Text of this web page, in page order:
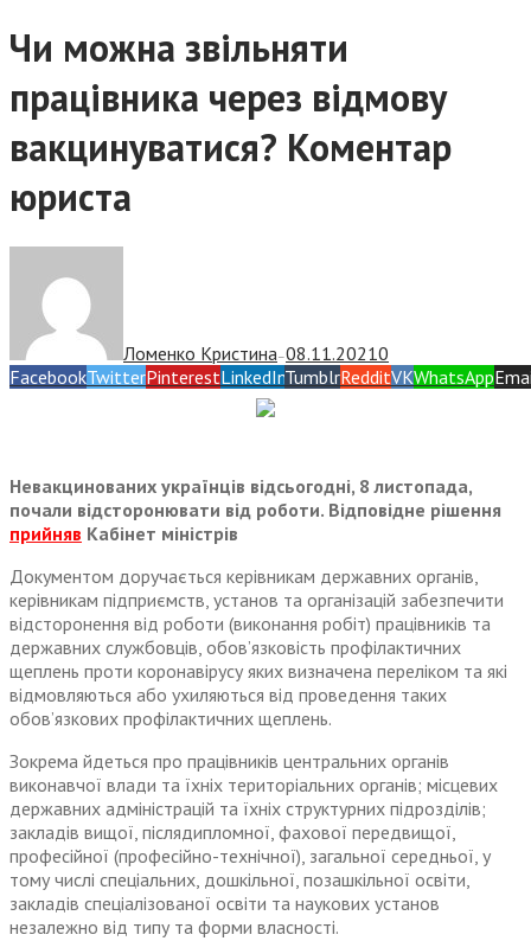
Чи можна звільняти
працівника через відмову
вакцинуватися? Коментар
юриста
Ломенко Кристина—08.11.20210
FacebookTwitterPinterestLinkedInTumblrRedditVKWhatsApp
Невакцинованих українців відсьогодні, 8 листопада,
почали відсторонювати від роботи. Відповідне рішення
прийняв Кабінет міністрів
Документом доручається керівникам державних органів,
керівникам підприємств, установ та організацій забезпечити
відсторонення від роботи (виконання робіт) працівників та
державних службовців, обов’язковість профілактичних
щеплень проти коронавірусу яких визначена переліком та які
відмовляються або ухиляються від проведення таких
обов’язкових профілактичних щеплень.
Зокрема йдеться про працівників центральних органів
виконавчої влади та їхніх територіальних органів; місцевих
державних адміністрацій та їхніх структурних підрозділів;
закладів вищої, післядипломної, фахової передвищої,
професійної (професійно-технічної), загальної середньої, у
тому числі спеціальних, дошкільної, позашкільної освіти,
закладів спеціалізованої освіти та наукових установ
незалежно від типу та форми власності.